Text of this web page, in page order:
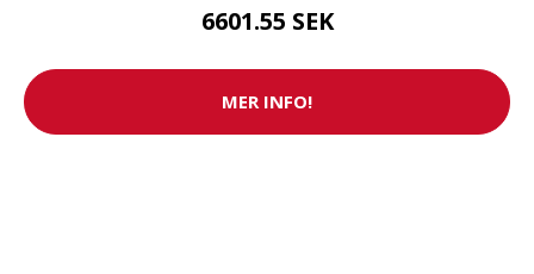
6601.55 SEK
MER INFO!